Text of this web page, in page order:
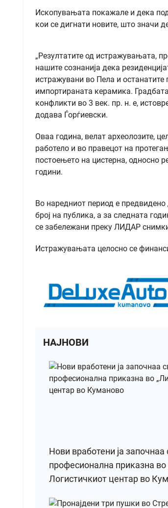
Ископувањата покажале и дека под
кои се дигнати новите, што значи
„Резултатите од истражувањата,
нашите сознанија дека
истражувани во Пела и
импортираната керамика.
конфликти во 3 век. пр. н. е,
додава Ѓорѓиевски.
Оваа година, велат археолозите,
работело и во правецот на
постоењето на цистерна, односно
години.
Во наредниот период е
број на публика, а за следната
се забележани преку ЛИДАР
Истражувањата целосно се
НАЈНОВИ
Нови вработени ја започнаа
професионална приказна во
Логистичкиот центар во